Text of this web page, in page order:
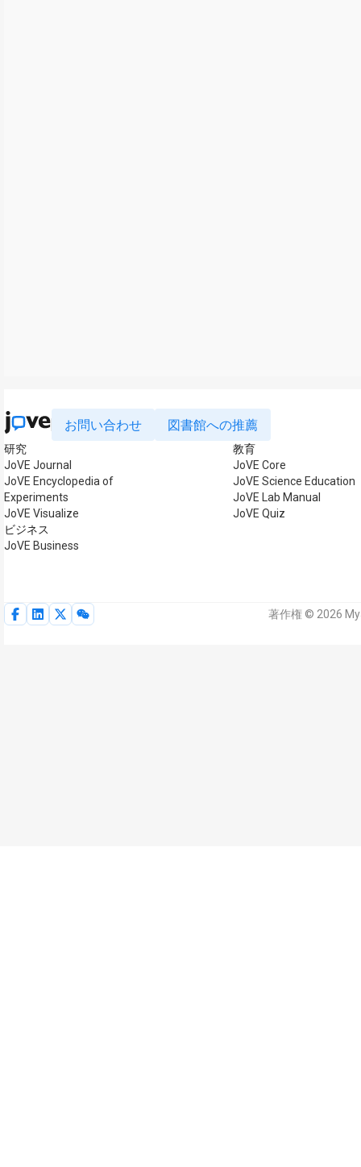
お問い合わせ 図書館への推薦
研究
JoVE Journal
JoVE Encyclopedia of
Experiments
JoVE Visualize
ビジネス
JoVE Business
教育
JoVE Core
JoVE Science Education
JoVE Lab Manual
JoVE Quiz
著作権 © 2026